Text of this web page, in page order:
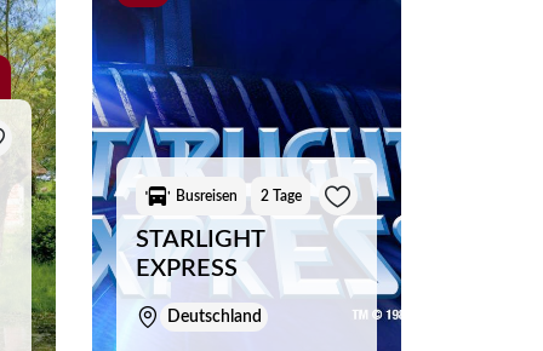
Busreisen 2 Tage
STARLIGHT
EXPRESS
Deutschland